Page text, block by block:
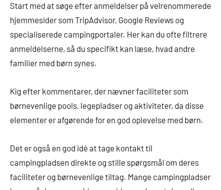
Start med at søge efter anmeldelser på velrenommerede
hjemmesider som TripAdvisor, Google Reviews og
specialiserede campingportaler. Her kan du ofte filtrere
anmeldelserne, så du specifikt kan læse, hvad andre
familier med børn synes.
Kig efter kommentarer, der nævner faciliteter som
børnevenlige pools, legepladser og aktiviteter, da disse
elementer er afgørende for en god oplevelse med børn.
Det er også en god idé at tage kontakt til
campingpladsen direkte og stille spørgsmål om deres
faciliteter og børnevenlige tiltag. Mange campingpladser